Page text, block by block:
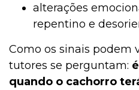
alterações
repentino e
Como os sinais podem
tutores se perguntam:
quando o cachorro